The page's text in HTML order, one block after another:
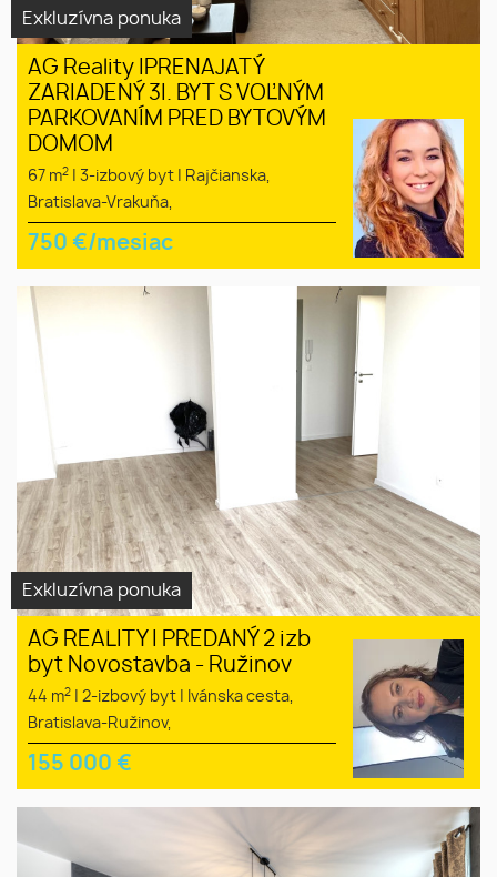
Exkluzívna ponuka
AG Reality IPRENAJATÝ
ZARIADENÝ 3I. BYT S VOĽNÝM
PARKOVANÍM PRED BYTOVÝM
DOMOM
67 m2 3-izbový byt
Rajčianska,
Bratislava-Vrakuňa,
750 €/mesiac
Exkluzívna ponuka
AG REALITY I PREDANÝ 2 izb
byt Novostavba - Ružinov
44 m2 2-izbový byt
Ivánska cesta,
Bratislava-Ružinov,
155 000 €